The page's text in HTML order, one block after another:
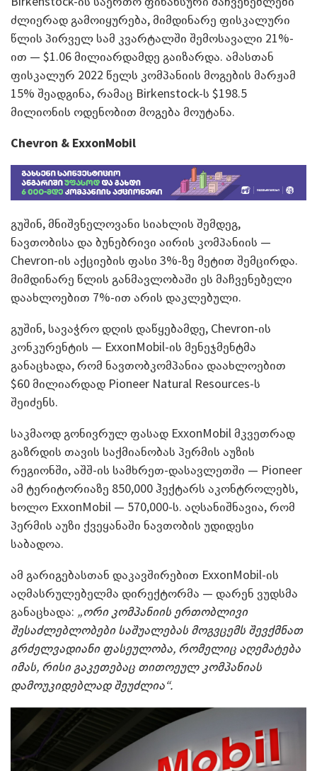
ძლიერად გამოიყურება, მიმდინარე ფისკალური
წლის პირველ სამ კვარტალში შემოსავალი 21%-
ით — $1.06 მილიარდამდე გაიზარდა. ამასთან
ფისკალურ 2022 წელს კომპანიის მოგების მარჟამ
15% შეადგინა, რამაც Birkenstock-ს $198.5
მილიონის ოდენობით მოგება მოუტანა.
Chevron & ExxonMobil
გუშინ, მნიშვნელოვანი სიახლის შემდეგ,
ნავთობისა და ბუნებრივი აირის კომპანიის —
Chevron-ის აქციების ფასი 3%-ზე მეტით შემცირდა.
მიმდინარე წლის განმავლობაში ეს მაჩვენებელი
დაახლოებით 7%-ით არის დაკლებული.
გუშინ, სავაჭრო დღის დაწყებამდე, Chevron-ის
კონკურენტის — ExxonMobil-ის მენეჯმენტმა
განაცხადა, რომ ნავთობკომპანია დაახლოებით
$60 მილიარდად Pioneer Natural Resources-ს
შეიძენს.
საკმაოდ გონივრულ ფასად ExxonMobil მკვეთრად
გაზრდის თავის საქმიანობას პერმის აუზის
რეგიონში, აშშ-ის სამხრეთ-დასავლეთში — Pioneer
ამ ტერიტორიაზე 850,000 ჰექტარს აკონტროლებს,
ხოლო ExxonMobil — 570,000-ს. აღსანიშნავია, რომ
პერმის აუზი ქვეყანაში ნავთობის უდიდესი
საბადოა.
ამ გარიგებასთან დაკავშირებით ExxonMobil-ის
აღმასრულებელმა დირექტორმა — დარენ ვუდსმა
განაცხადა: „ორი კომპანიის ერთობლივი
შესაძლებლობები საშუალებას მოგვცემს შევქმნათ
გრძელვადიანი ფასეულობა, რომელიც აღემატება
იმას, რისი გაკეთებაც თითოეულ კომპანიას
დამოუკიდებლად შეუძლია“.